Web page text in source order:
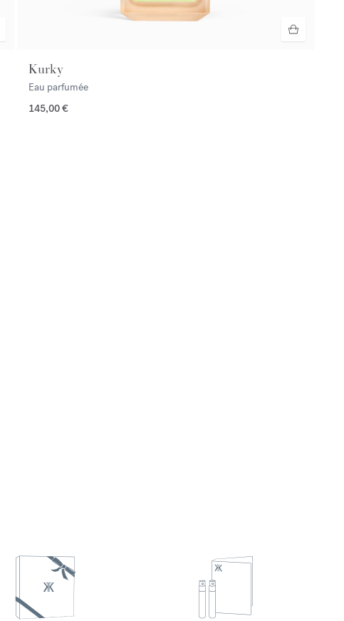
Kurky
Eau parfumée
145,00 €